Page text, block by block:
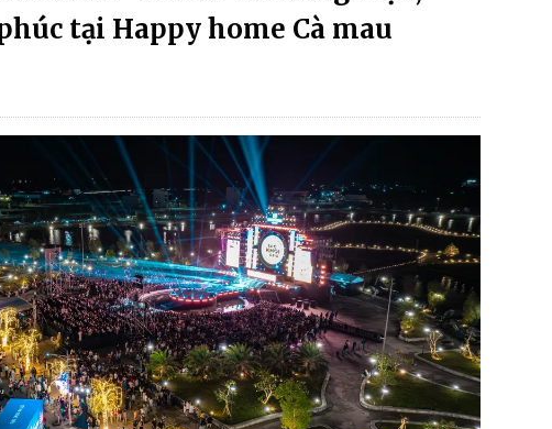
tại Happy home Cà mau